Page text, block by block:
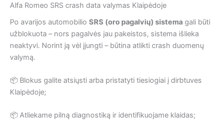
Alfa Romeo SRS crash data valymas Klaipėdoje
Po avarijos automobilio SRS (oro pagalvių) sistema gali būti
užblokuota – nors pagalvės jau pakeistos, sistema išlieka
neaktyvi. Norint ją vėl įjungti – būtina atlikti crash duomenų
valymą.
📦 Blokus galite atsiųsti arba pristatyti tiesiogiai į dirbtuves
Klaipėdoje;
📦 Atliekame pilną diagnostiką ir identifikuojame klaidas;